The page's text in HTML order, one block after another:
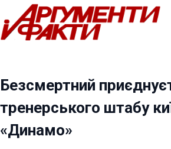
Перейти
до
вмісту
Безсмертний
тренерського штабу
«Динамо»